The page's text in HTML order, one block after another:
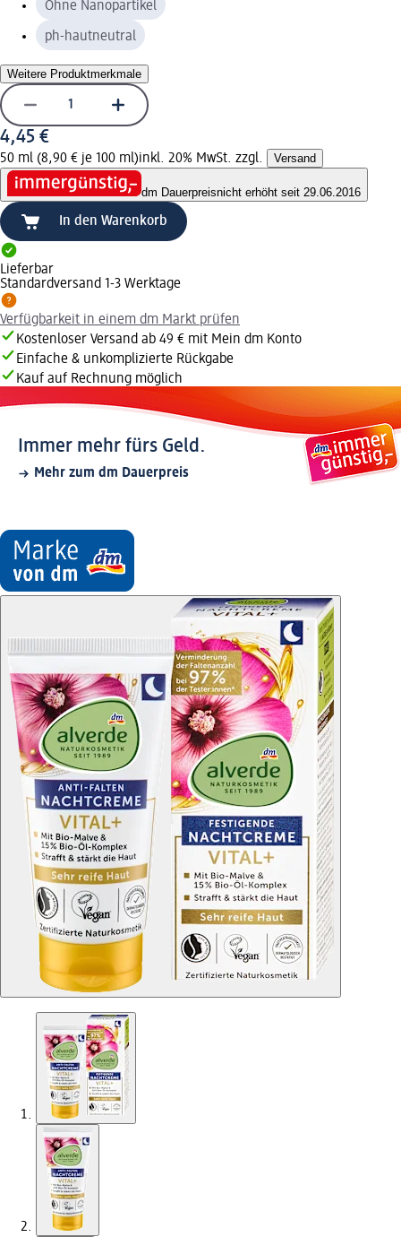
Ohne Nanopartikel
ph-hautneutral
Weitere Produktmerkmale
4,45 €
50 ml (8,90 € je 100 ml)inkl. 20% MwSt. zzgl. Versand
dm Dauerpreisnicht erhöht seit 29.06.2016
In den Warenkorb
Lieferbar
Standardversand 1-3 Werktage
Verfügbarkeit in einem dm Markt prüfen
Kostenloser Versand ab 49 € mit Mein dm Konto
Einfache & unkomplizierte Rückgabe
Kauf auf Rechnung möglich
Immer mehr fürs Geld.
Mehr zum dm Dauerpreis